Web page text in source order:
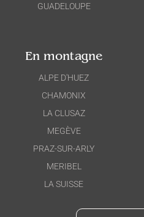
GUADELOUPE
En montagne
ALPE D'HUEZ
CHAMONIX
LA CLUSAZ
MEGÈVE
PRAZ-SUR-ARLY
MERIBEL
LA SUISSE